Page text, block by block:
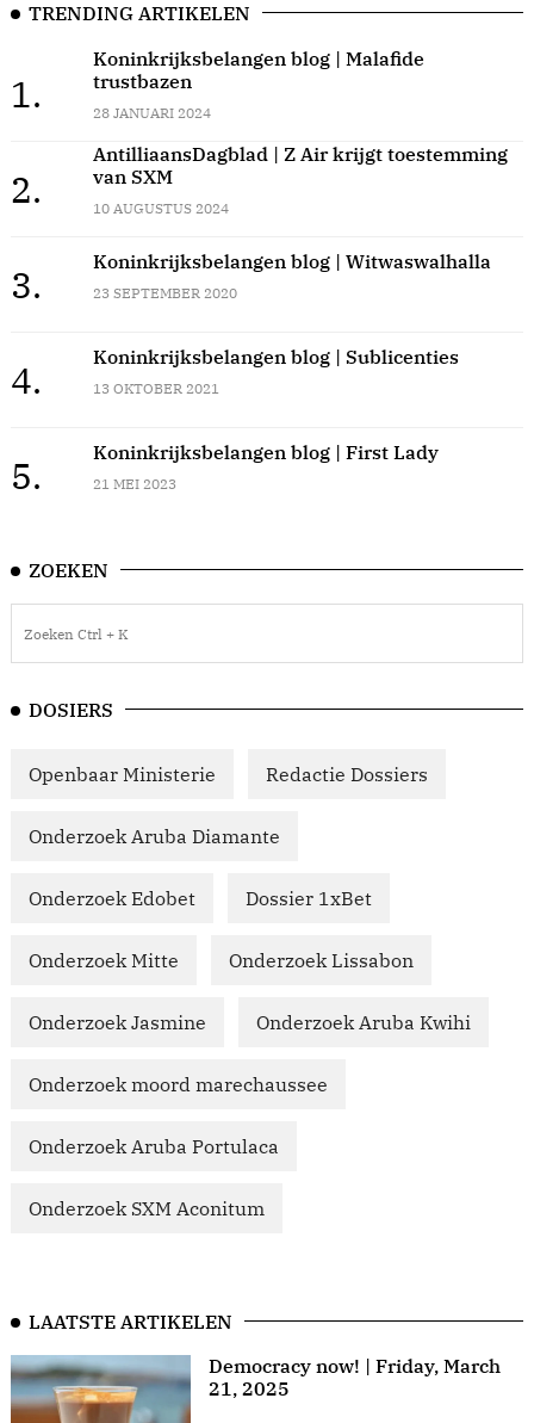
TRENDING ARTIKELEN
1.
Koninkrijksbelangen blog | Malafide
trustbazen
28 JANUARI 2024
2.
AntilliaansDagblad | Z Air krijgt toestemming
van SXM
10 AUGUSTUS 2024
3.
Koninkrijksbelangen blog | Witwaswalhalla
23 SEPTEMBER 2020
4.
Koninkrijksbelangen blog | Sublicenties
13 OKTOBER 2021
5.
Koninkrijksbelangen blog | First Lady
21 MEI 2023
ZOEKEN
DOSIERS
Openbaar Ministerie Redactie Dossiers
Onderzoek Aruba Diamante
Onderzoek Edobet Dossier 1xBet
Onderzoek Mitte Onderzoek Lissabon
Onderzoek Jasmine Onderzoek Aruba Kwihi
Onderzoek moord marechaussee
Onderzoek Aruba Portulaca
Onderzoek SXM Aconitum
LAATSTE ARTIKELEN
Democracy now! | Friday, March
21, 2025